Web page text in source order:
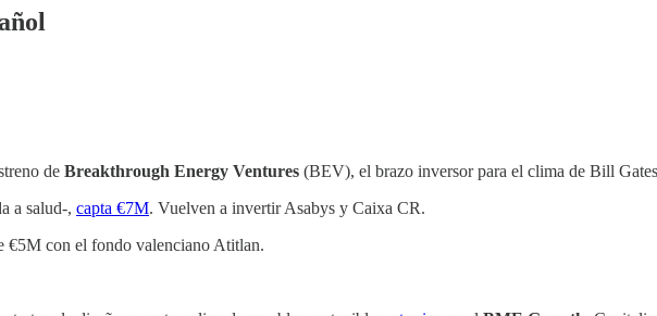
de Breakthrough Energy Ventures (BEV), el brazo inversor para el clima de Bill
a salud-, capta €7M. Vuelven a invertir Asabys y Caixa CR.
€5M con el fondo valenciano Atitlan.